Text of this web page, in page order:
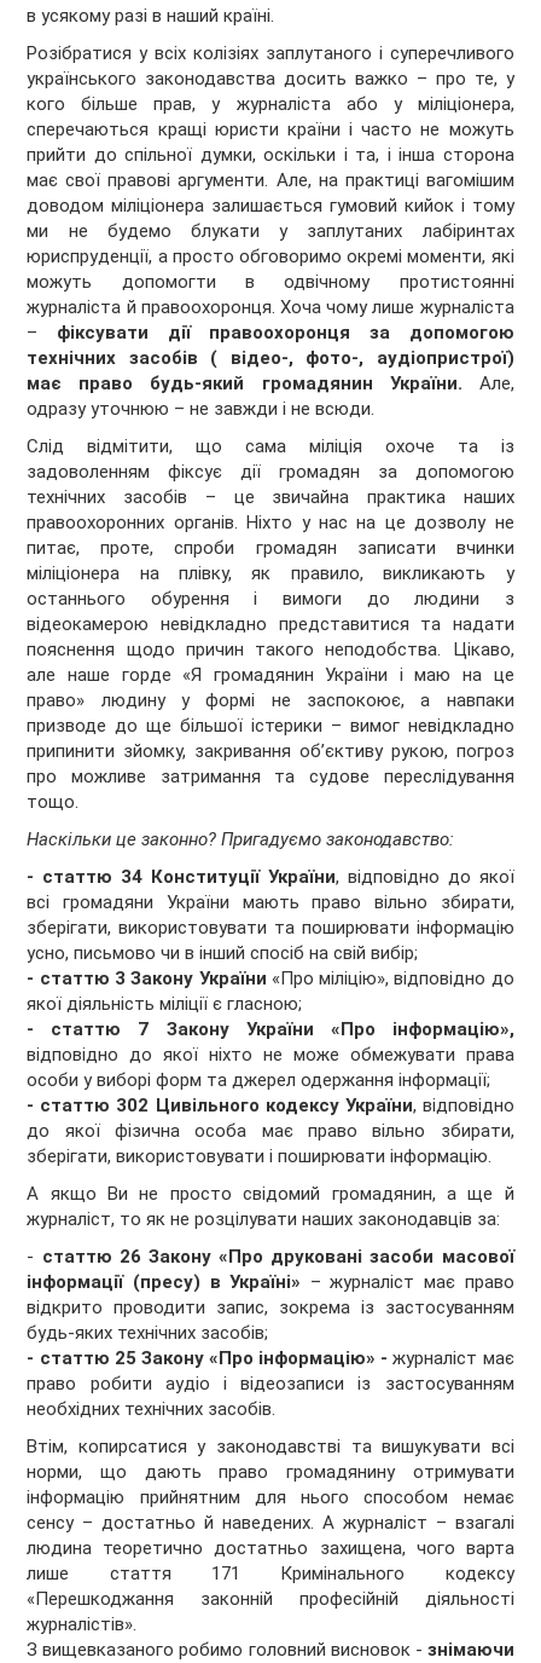
в усякому разі в наший країні.
Розібратися у всіх колізіях заплутаного і суперечливого
українського законодавства досить важко – про те, у
кого більше прав, у журналіста або у міліціонера,
сперечаються кращі юристи країни і часто не можуть
прийти до спільної думки, оскільки і та, і інша сторона
має свої правові аргументи. Але, на практиці вагомішим
доводом міліціонера залишається гумовий кийок і тому
ми не будемо блукати у заплутаних лабіринтах
юриспруденції, а просто обговоримо окремі моменти, які
можуть допомогти в одвічному протистоянні
журналіста й правоохоронця. Хоча чому лише журналіста
– фіксувати дії правоохоронця за допомогою
технічних засобів ( відео-, фото-, аудіопристрої)
має право будь-який громадянин України. Але,
одразу уточнюю – не завжди і не всюди.
Слід відмітити, що сама міліція охоче та із
задоволенням фіксує дії громадян за допомогою
технічних засобів – це звичайна практика наших
правоохоронних органів. Ніхто у нас на це дозволу не
питає, проте, спроби громадян записати вчинки
міліціонера на плівку, як правило, викликають у
останнього обурення і вимоги до людини з
відеокамерою невідкладно представитися та надати
пояснення щодо причин такого неподобства. Цікаво,
але наше горде «Я громадянин України і маю на це
право» людину у формі не заспокоює, а навпаки
призводе до ще більшої істерики – вимог невідкладно
припинити зйомку, закривання об’єктиву рукою, погроз
про можливе затримання та судове переслідування
тощо.
Наскільки це законно? Пригадуємо законодавство:
- статтю 34 Конституції України, відповідно до якої
всі громадяни України мають право вільно збирати,
зберігати, використовувати та поширювати інформацію
усно, письмово чи в інший спосіб на свій вибір;
- статтю 3 Закону України «Про міліцію», відповідно до
якої діяльність міліції є гласною;
- статтю 7 Закону України «Про інформацію»,
відповідно до якої ніхто не може обмежувати права
особи у виборі форм та джерел одержання інформації;
- статтю 302 Цивільного кодексу України, відповідно
до якої фізична особа має право вільно збирати,
зберігати, використовувати і поширювати інформацію.
А якщо Ви не просто свідомий громадянин, а ще й
журналіст, то як не розцілувати наших законодавців за:
- статтю 26 Закону «Про друковані засоби масової
інформації (пресу) в Україні» – журналіст має право
відкрито проводити запис, зокрема із застосуванням
будь-яких технічних засобів;
- статтю 25 Закону «Про інформацію» -журналіст має
право робити аудіо і відеозаписи із застосуванням
необхідних технічних засобів.
Втім, копирсатися у законодавстві та вишукувати всі
норми, що дають право громадянину отримувати
інформацію прийнятним для нього способом немає
сенсу – достатньо й наведених. А журналіст – взагалі
людина теоретично достатньо захищена, чого варта
лише стаття 171 Кримінального кодексу
«Перешкоджання законній професійній діяльності
журналістів».
З вищевказаного робимо головний висновок - знімаючи